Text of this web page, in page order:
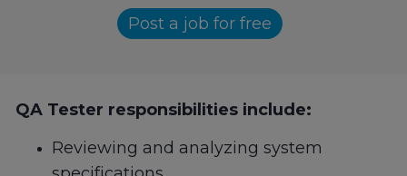
Post a job for free
QA Tester responsibilities include:
Reviewing and analyzing system